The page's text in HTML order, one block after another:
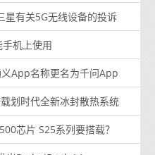
星有关5G无线设备的投诉
机上使用
App名称更名为千问App
划时代全新冰封散热系统
芯片 S25系列要搭载？